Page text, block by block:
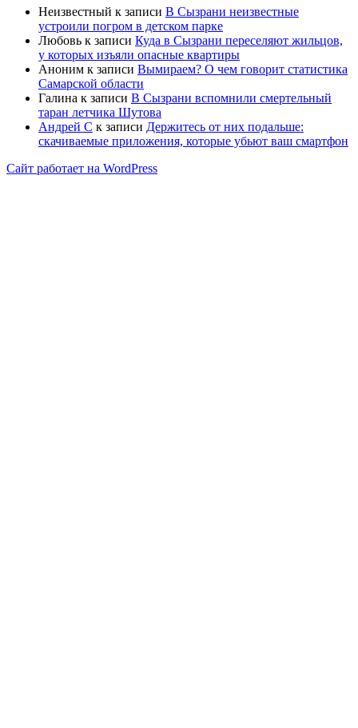
Неизвестный к записи В Сызрани неизвестные
устроили погром в детском парке
Любовь к записи Куда в Сызрани переселяют жильцов,
у которых изъяли опасные квартиры
Аноним к записи Вымираем? О чем говорит статистика
Самарской области
Галина к записи В Сызрани вспомнили смертельный
таран летчика Шутова
Андрей С к записи Держитесь от них подальше:
скачиваемые приложения, которые убьют ваш смартфон
Сайт работает на WordPress